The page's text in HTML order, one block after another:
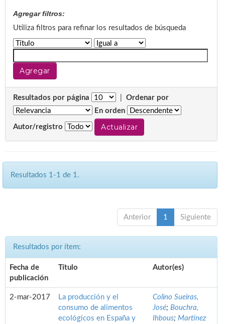
Agregar filtros:
Utiliza filtros para refinar los resultados de búsqueda
Resultados por página
Ordenar por
En orden
Autor/registro
Resultados 1-1 de 1.
Anterior 1 Siguiente
Resultados por ítem:
Fecha de
publicación
Título Autor(es)
2-mar-2017
La producción y el
consumo de alimentos
ecológicos en España y
Colino Sueiras,
José; Bouchra,
Ihbous; Martínez